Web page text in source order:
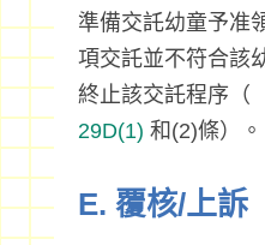
準備交託幼童予准
項交託並不符合該
終止該交託程序（
29D(1) 和(2)條）。
E. 覆核/上訴